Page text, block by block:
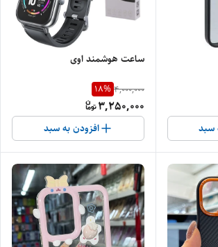
سبد
ساعت هوشمند اوی
4,000,000
18%
3,250,000
افزودن به سبد